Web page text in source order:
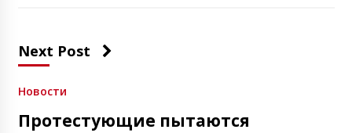
Next Post
Новости
Протестующие пытаются